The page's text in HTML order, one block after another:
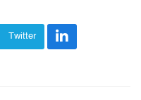
Twitter